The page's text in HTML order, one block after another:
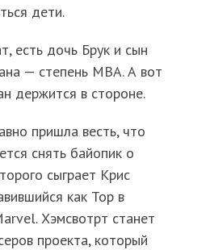
дети.
есть дочь Брук и сын
— степень МВА. А вот
держится в стороне.
пришла весть, что
снять байопик о
сыграет Крис
как Тор в
Хэмсвотрт станет
проекта, который